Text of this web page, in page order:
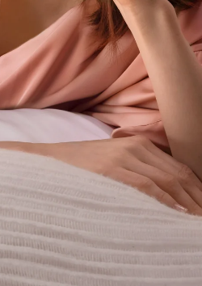
预计送达日期 8/9/26
预计送达日期 8/8/26
预计送达日期8/8/26
预计送达日期8/11/26
预计送达日期8/8/26
预计送达日期 8/8/26
预计送达日期